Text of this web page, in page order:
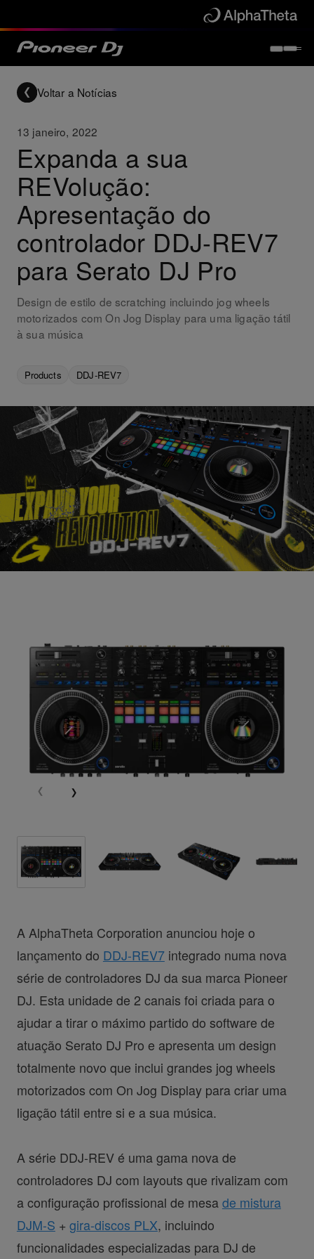
Voltar a Notícias
13 janeiro, 2022
Expanda a sua
REVolução:
Apresentação do
controlador DDJ-REV7
para Serato DJ Pro
Design de estilo de scratching incluindo jog wheels
motorizados com On Jog Display para uma ligação tátil
à sua música
Products DDJ-REV7
A AlphaTheta Corporation anunciou hoje o
lançamento do DDJ-REV7integrado numa nova
série de controladores DJ da sua marca Pioneer
DJ. Esta unidade de 2 canais foi criada para o
ajudar a tirar o máximo partido do software de
atuação Serato DJ Pro e apresenta um design
totalmente novo que inclui grandes jog wheels
motorizados com On Jog Display para criar uma
ligação tátil entre si e a sua música.
A série DDJ-REV é uma gama nova de
controladores DJ com layouts que rivalizam com
a configuração profissional de mesade mistura
DJM-S + gira-discos PLX, incluindo
funcionalidades especializadas para DJ de